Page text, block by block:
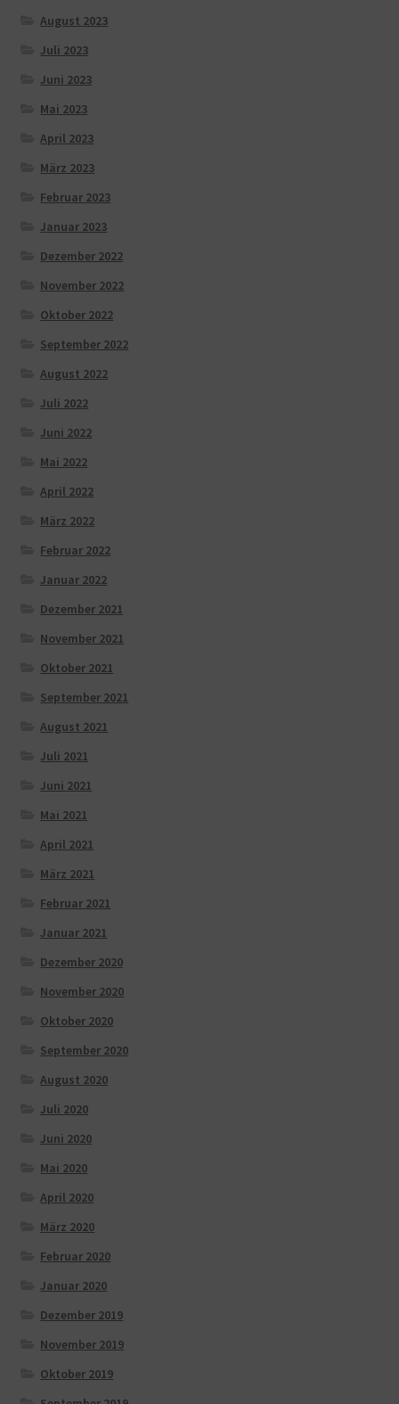
August 2023
Juli 2023
Juni 2023
Mai 2023
April 2023
März 2023
Februar 2023
Januar 2023
Dezember 2022
November 2022
Oktober 2022
September 2022
August 2022
Juli 2022
Juni 2022
Mai 2022
April 2022
März 2022
Februar 2022
Januar 2022
Dezember 2021
November 2021
Oktober 2021
September 2021
August 2021
Juli 2021
Juni 2021
Mai 2021
April 2021
März 2021
Februar 2021
Januar 2021
Dezember 2020
November 2020
Oktober 2020
September 2020
August 2020
Juli 2020
Juni 2020
Mai 2020
April 2020
März 2020
Februar 2020
Januar 2020
Dezember 2019
November 2019
Oktober 2019